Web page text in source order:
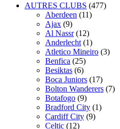
AUTRES CLUBS (477)
Aberdeen (11)
Ajax (9)
Al Nassr (12)
Anderlecht (1)
Atletico Mineiro (3)
Benfica (25)
Besiktas (6)
Boca Juniors (17)
Bolton Wanderers (7)
Botafogo (9)
Bradford City (1)
Cardiff City (9)
Celtic (12)